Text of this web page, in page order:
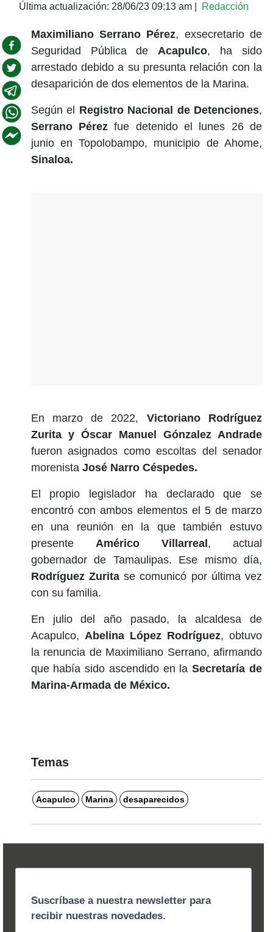
Última actualización: 28/06/23 09:13 am| Redacción
Maximiliano Serrano Pérez, exsecretario de
Seguridad Pública de Acapulco, ha sido
arrestado debido a su presunta relación con la
desaparición de dos elementos de la Marina.
Según el Registro Nacional de Detenciones,
Serrano Pérez fue detenido el lunes 26 de
junio en Topolobampo, municipio de Ahome,
Sinaloa.
En marzo de 2022, Victoriano Rodríguez
Zurita y Óscar Manuel Gónzalez Andrade
fueron asignados como escoltas del senador
morenista José Narro Céspedes.
El propio legislador ha declarado que se
encontró con ambos elementos el 5 de marzo
en una reunión en la que también estuvo
presente Américo Villarreal, actual
gobernador de Tamaulipas. Ese mismo día,
Rodríguez Zuritase comunicó por última vez
con su familia.
En julio del año pasado, la alcaldesa de
Acapulco, Abelina López Rodríguez, obtuvo
la renuncia de Maximiliano Serrano, afirmando
que había sido ascendido en laSecretaría de
Marina-Armada de México.
Temas
Acapulco Marina desaparecidos